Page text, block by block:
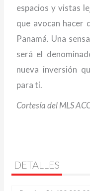
espacios y vistas
que avocan hacer
Panamá. Una
será el
nueva inversión
para ti.
Cortesía del MLS
DETALLES